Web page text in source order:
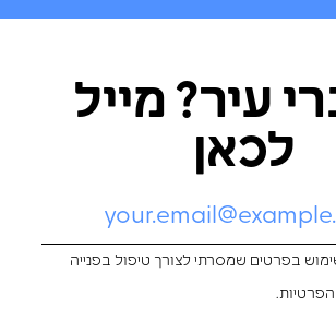
עיר? מייל
לכאן
בפרטים שמסרתי לצורך טיפול בפנייה
הפרטיות.